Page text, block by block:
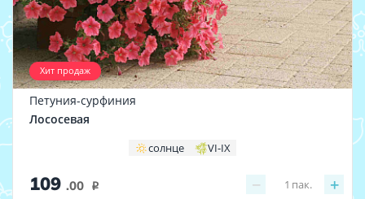
Хит продаж
Петуния-сурфиния
Лососевая
солнце VI-IX
109 .00 i − +
1 пак.